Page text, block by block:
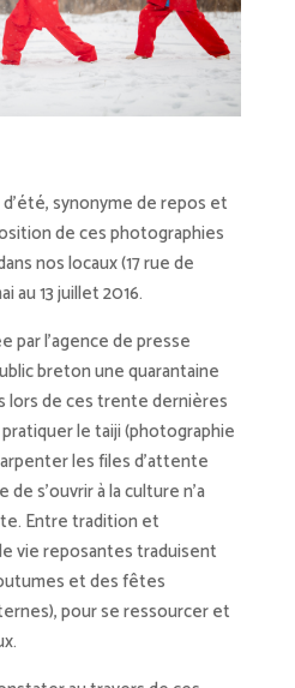
synonyme de repos et
de ces photographies
nos locaux (17 rue de
au 13 juillet 2016.
par l’agence de presse
breton une quarantaine
lors de ces trente dernières
pratiquer le taiji (photographie
les files d’attente
de s’ouvrir à la culture n’a
Entre tradition et
vie reposantes traduisent
et des fêtes
pour se ressourcer et